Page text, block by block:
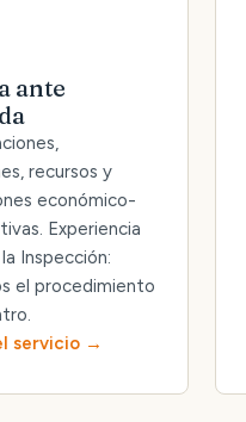
ante
recursos y
económico-
Experiencia
Inspección:
el procedimiento
servicio